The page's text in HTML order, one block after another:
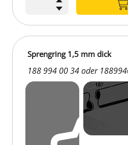
Sprengring 1,5 mm dick
188 994 00 34 oder